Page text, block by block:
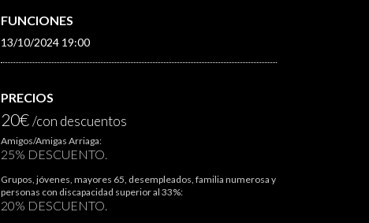
FUNCIONES
13/10/2024 19:00
PRECIOS
20€/con descuentos
Amigos/Amigas Arriaga:
25% DESCUENTO.
Grupos, jóvenes, mayores 65, desempleados, familia numerosa y
personas con discapacidad superior al 33%:
20% DESCUENTO.